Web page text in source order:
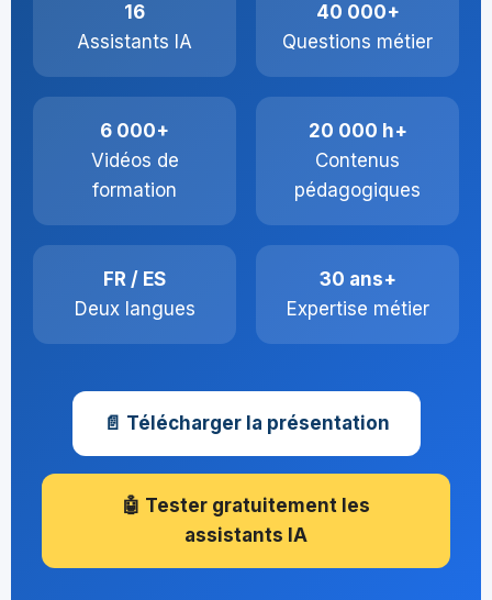
16
Assistants IA
40 000+
Questions métier
6 000+
Vidéos de
formation
20 000 h+
Contenus
pédagogiques
FR / ES
Deux langues
30 ans+
Expertise métier
📄 Télécharger la présentation
🤖 Tester gratuitement les
assistants IA